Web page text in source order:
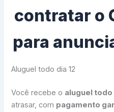
contratar o
para
Aluguel todo dia 12
Você recebe o aluguel todo
atrasar, com pagamento